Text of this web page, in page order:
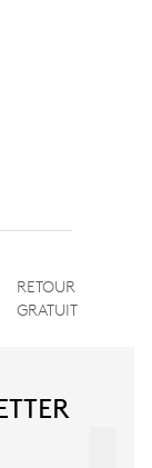
RETOUR
GRATUIT